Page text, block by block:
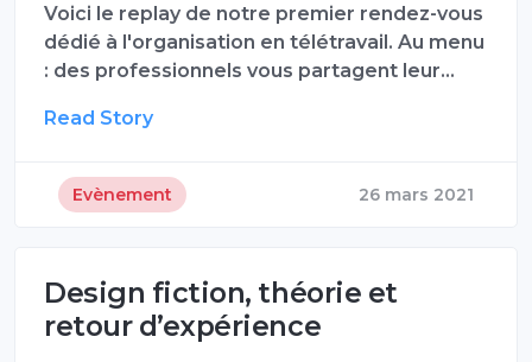
Voici le replay de notre premier rendez-vous
dédié à l'organisation en télétravail. Au menu
: des professionnels vous partagent leur…
Read Story
Evènement 26 mars 2021
Design fiction, théorie et
retour d’expérience